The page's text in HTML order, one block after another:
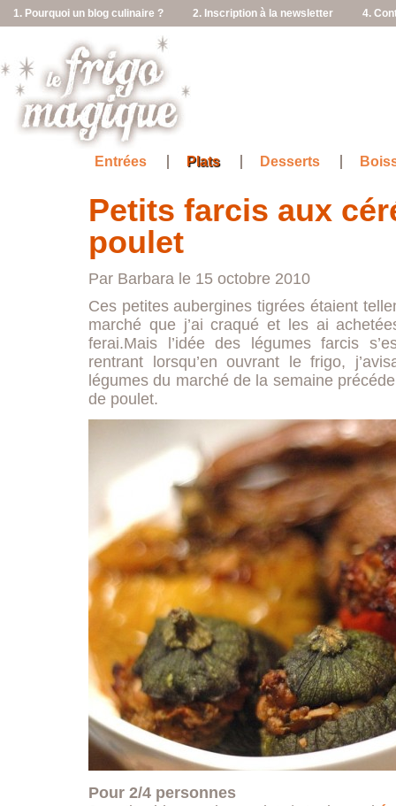
1. Pourquoi un blog culinaire ? 2. Inscription à la newsletter 4.
Entrées Plats Desserts
Petits farcis aux
poulet
Par Barbara le 15 octobre 2010
Ces petites aubergines tigrées étaient
marché que j’ai craqué et les ai
ferai.Mais l’idée des légumes farcis
rentrant lorsqu’en ouvrant le frigo,
légumes du marché de la semaine
de poulet.
Pour 2/4 personnes